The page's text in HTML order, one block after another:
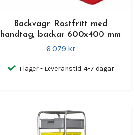
Backvagn Rostfritt med
handtag, backar 600x400 mm
6 079 kr
I lager - Leveranstid: 4-7 dagar